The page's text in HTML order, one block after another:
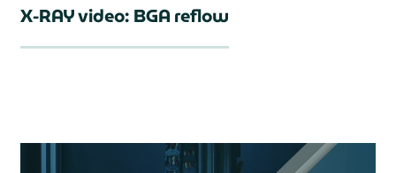
X-RAY video: BGA reflow